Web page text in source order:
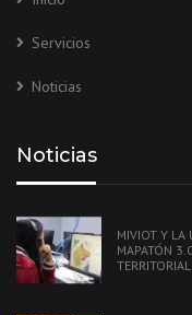
Servicios
Noticias
Noticias
MIVIOT Y LA
MAPATÓN
TERRITORIAL